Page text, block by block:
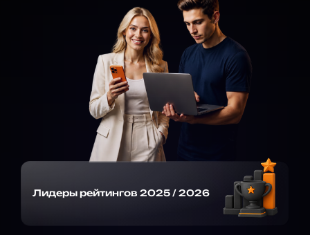
Лидеры рейтингов 2025 / 2026